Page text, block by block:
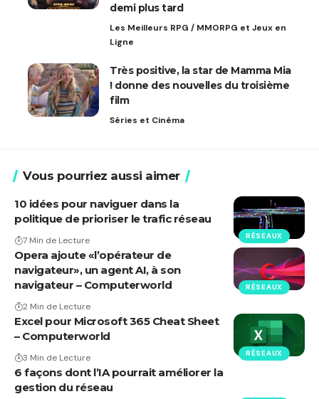
demi plus tard
Les Meilleurs RPG / MMORPG et Jeux en
Ligne
Très positive, la star de Mamma Mia
! donne des nouvelles du troisième
film
Séries et Cinéma
Vous pourriez aussi aimer
RÉSEAUX
10 idées pour naviguer dans la
politique de prioriser le trafic réseau
7 Min de Lecture
RÉSEAUX
Opera ajoute «l’opérateur de
navigateur», un agent AI, à son
navigateur – Computerworld
2 Min de Lecture
RÉSEAUX
Excel pour Microsoft 365 Cheat Sheet
– Computerworld
3 Min de Lecture
6 façons dont l’IA pourrait améliorer la
gestion du réseau